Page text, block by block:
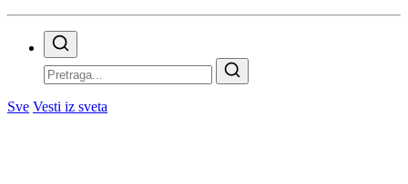
Sve Vesti iz sveta